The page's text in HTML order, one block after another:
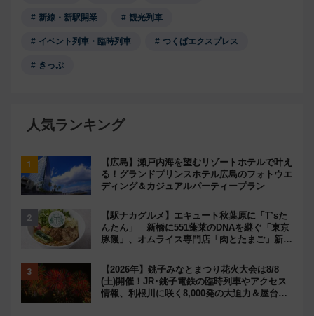
新線・新駅開業 観光列車
イベント列車・臨時列車 つくばエクスプレス
きっぷ
人気ランキング
【広島】瀬戸内海を望むリゾートホテルで叶え
る！グランドプリンスホテル広島のフォトウエ
ディング＆カジュアルパーティープラン
【駅ナカグルメ】エキュート秋葉原に「T’sた
んたん」 新橋に551蓬莱のDNAを継ぐ「東京
豚饅」、オムライス専門店「肉とたまご」新グ
【2026年】銚子みなとまつり花火大会は8/8
(土)開催！JR･銚子電鉄の臨時列車やアクセス
情報、利根川に咲く8,000発の大迫力＆屋台を